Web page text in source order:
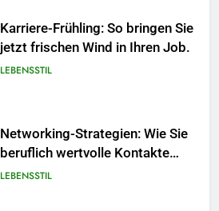
Karriere-Frühling: So bringen Sie
jetzt frischen Wind in Ihren Job.
LEBENSSTIL
Networking-Strategien: Wie Sie
beruflich wertvolle Kontakte
knüpfen.
LEBENSSTIL